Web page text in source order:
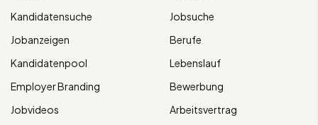
Kandidatensuche
Jobanzeigen
Kandidatenpool
Employer Branding
Jobvideos
Jobsuche
Berufe
Lebenslauf
Bewerbung
Arbeitsvertrag